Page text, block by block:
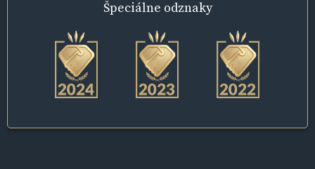
Špeciálne odznaky